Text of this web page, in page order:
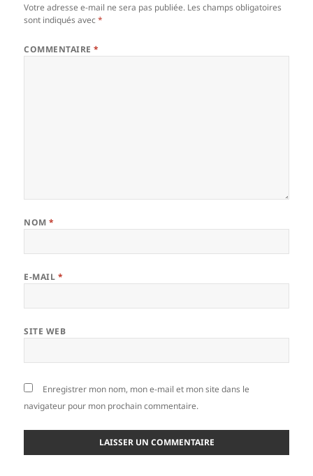
Votre adresse e-mail ne sera pas publiée. Les champs obligatoires
sont indiqués avec*
COMMENTAIRE*
NOM*
E-MAIL *
SITE WEB
Enregistrer mon nom, mon e-mail et mon site dans le
navigateur pour mon prochain commentaire.